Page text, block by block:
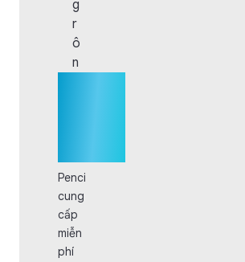
g
r
ô
n
Penci
cung
cấp
miễn
phí